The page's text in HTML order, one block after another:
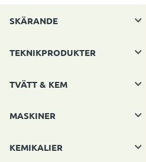
SKÄRANDE
TEKNIKPRODUKTER
TVÄTT & KEM
MASKINER
KEMIKALIER